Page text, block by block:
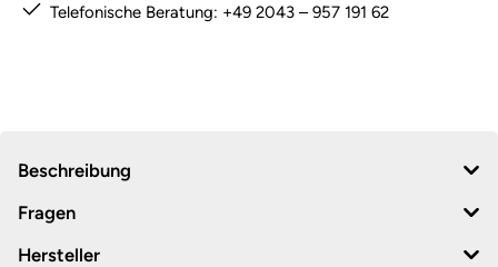
Telefonische Beratung: +49 2043 – 957 191 62
Beschreibung
Fragen
Hersteller